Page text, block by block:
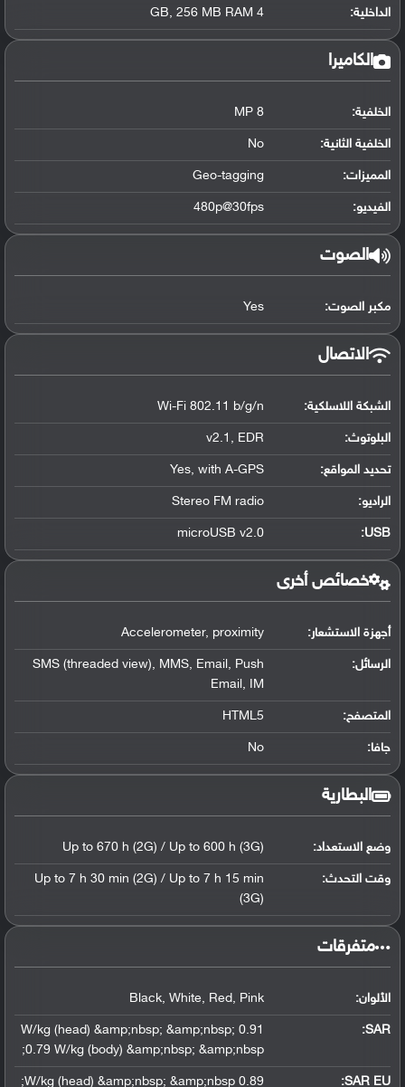
الداخلية: 4 GB, 256 MB RAM
الكاميرا
الخلفية: 8 MP
الخلفية الثانية: No
المميزات: Geo-tagging
الفيديو: 480p@30fps
الصوت
مكبر الصوت: Yes
الاتصال
الشبكة اللاسلكية: Wi-Fi 802.11 b/g/n
البلوتوث:
v2.1, EDR
تحديد المواقع:
Yes, with A-GPS
الراديو: Stereo FM radio
USB
:
microUSB v2.0
خصائص أخرى
أجهزة الاستشعار: Accelerometer, proximity
الرسائل:
SMS (threaded view), MMS, Email, Push
Email, IM
المتصفح: HTML5
جافا: No
البطارية
وضع الاستعداد: Up to 670 h (2G) / Up to 600 h (3G)
وقت التحدث:
Up to 7 h 30 min (2G) / Up to 7 h 15 min
(3G)
‏متفرقات‏
الألوان: Black, White, Red, Pink
SAR
:
0.91 W/kg (head) &amp;nbsp; &amp;nbsp;
0.79 W/kg (body) &amp;nbsp; &amp;nbsp;
SAR EU:
0.89 W/kg (head) &amp;nbsp; &amp;nbsp;